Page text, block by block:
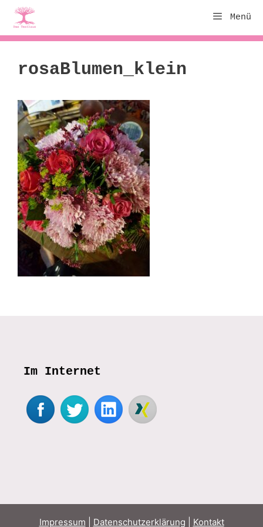
Zum
Inhalt
springen
Menü
rosaBlumen_klein
Im Internet
Impressum Datenschutzerklärung Kontakt